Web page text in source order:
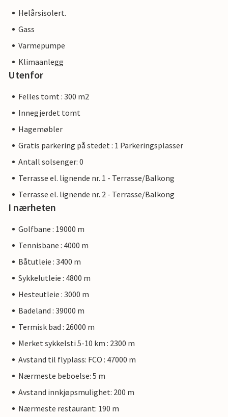
Helårsisolert.
Gass
Varmepumpe
Klimaanlegg
Utenfor
Felles tomt : 300 m2
Innegjerdet tomt
Hagemøbler
Gratis parkering på stedet : 1 Parkeringsplasser
Antall solsenger: 0
Terrasse el. lignende nr. 1 - Terrasse/Balkong
Terrasse el. lignende nr. 2 - Terrasse/Balkong
I nærheten
Golfbane : 19000 m
Tennisbane : 4000 m
Båtutleie : 3400 m
Sykkelutleie : 4800 m
Hesteutleie : 3000 m
Badeland : 39000 m
Termisk bad : 26000 m
Merket sykkelsti 5-10 km : 2300 m
Avstand til flyplass: FCO : 47000 m
Nærmeste beboelse: 5 m
Avstand innkjøpsmulighet: 200 m
Nærmeste restaurant: 190 m